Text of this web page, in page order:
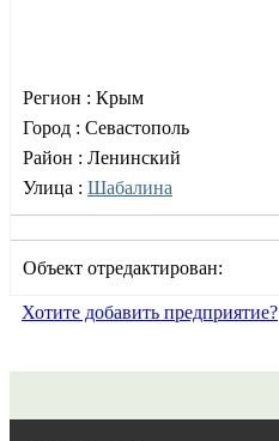
Регион : Крым
Город : Севастополь
Район : Ленинский
Улица : Шабалина
Объект отредактирован:
Хотите добавить предприятие?